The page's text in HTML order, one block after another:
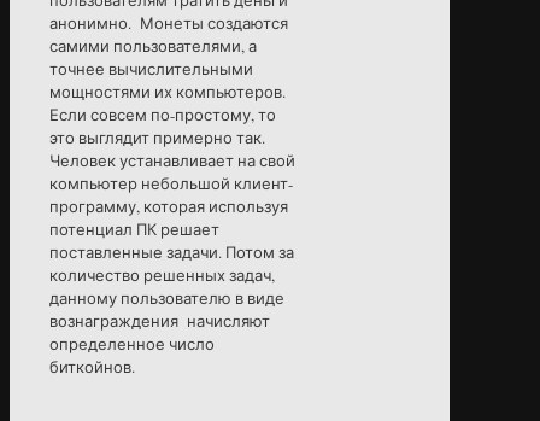
анонимно. Монеты создаются
самими пользователями, а
точнее вычислительными
мощностями их компьютеров.
Если совсем по-простому, то
это выглядит примерно так.
Человек устанавливает на свой
компьютер небольшой клиент-
программу, которая используя
потенциал ПК решает
поставленные задачи. Потом за
количество решенных задач,
данному пользователю в виде
вознаграждения начисляют
определенное число
биткойнов.